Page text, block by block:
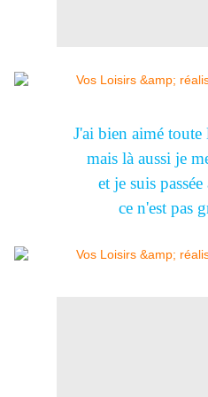
J'ai bien aimé toute
mais là aussi je
et je suis
ce n'est pas